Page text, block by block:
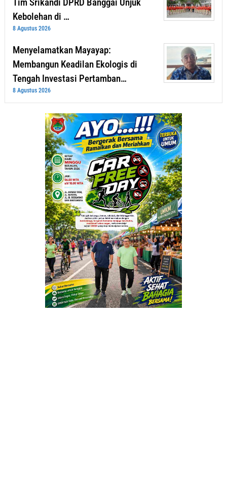
Tim Srikandi DPRD Banggai Unjuk
Kebolehan di …
8 Agustus 2026
Menyelamatkan Mayayap:
Membangun Keadilan Ekologis di
Tengah Investasi Pertamban…
8 Agustus 2026